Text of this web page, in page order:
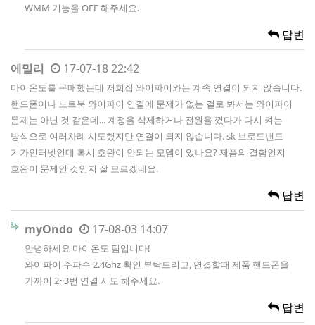
WMM 기능을 OFF 해주세요.
답변
에밀리 17-07-18 22:42
마이온도를 구매했는데 저희집 와이파이와는 계속 연결이 되지 않습니다.
핸드폰이나 노트북 와이파이 연결에 문제가 없는 걸로 봐서는 와이파이
문제는 아닌 것 같은데... 계정을 삭제하거나 전원을 껐다가 다시 켜는
방식으로 여러차례 시도했지만 연결이 되지 않습니다. sk 브로드밴드
기가인터넷인데 혹시 호완이 안되는 모뎀이 있나요? 제품의 결함인지
호완이 문제인 것인지 잘 모르겠네요.
답변
myOndo 17-08-03 14:07
안녕하세요 마이온도 팀입니다!
와이파이 주파수 2.4Ghz 확인 부탁드리고, 연결할때 제품 핸드폰을
가까이 2~3번 연결 시도 해주세요.
답변